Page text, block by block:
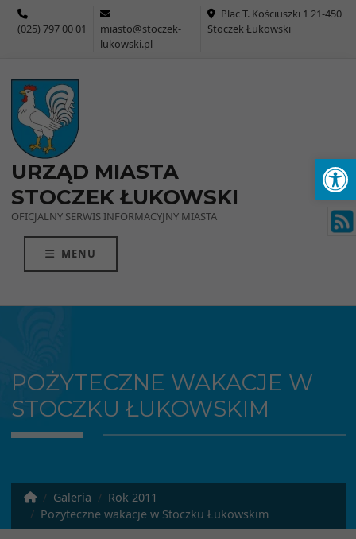
(025) 797 00 01
miasto@stoczek-
lukowski.pl
Plac T. Kościuszki 1 21-450
Stoczek Łukowski
URZĄD MIASTA
STOCZEK ŁUKOWSKI
OFICJALNY SERWIS INFORMACYJNY MIASTA
MENU
POŻYTECZNE WAKACJE W
STOCZKU ŁUKOWSKIM
Galeria
Rok 2011
Pożyteczne wakacje w Stoczku Łukowskim